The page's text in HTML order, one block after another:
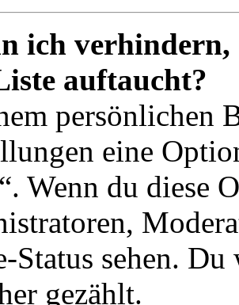
ich verhindern,
auftaucht?
persönlichen
eine
Wenn du diese
Status sehen.
gezählt.